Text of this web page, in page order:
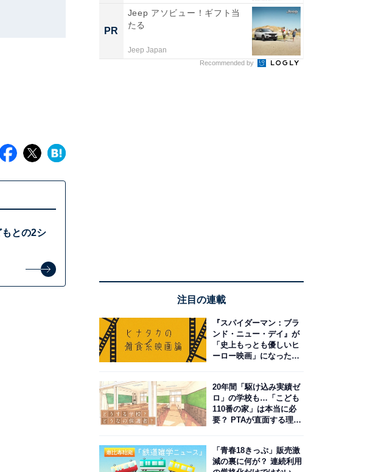
もとの2シ
PR
Jeep アソビュー！ギフト当
たる
Jeep Japan
Recommended by
注目の連載
『スパイダーマン：ブラ
ンド・ニュー・デイ』が
「史上もっとも優しいヒ
ーロー映画」になった理
20年間「駆け込み実績ゼ
ロ」の学校も…「こども
110番の家」は本当に必
要？ PTAが直面する理想
「青春18きっぷ」販売激
減の裏に何が？ 連続利用